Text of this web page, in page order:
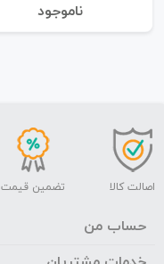
نا‌موجود
اصالت کالا تضمین قیمت
حساب من